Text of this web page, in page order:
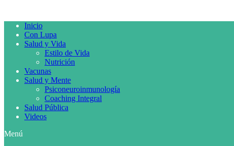
Inicio
Con Lupa
Salud y Vida
Estilo de Vida
Nutrición
Vacunas
Salud y Mente
Psiconeuroinmunología
Coaching Integral
Salud Pública
Videos
Menú